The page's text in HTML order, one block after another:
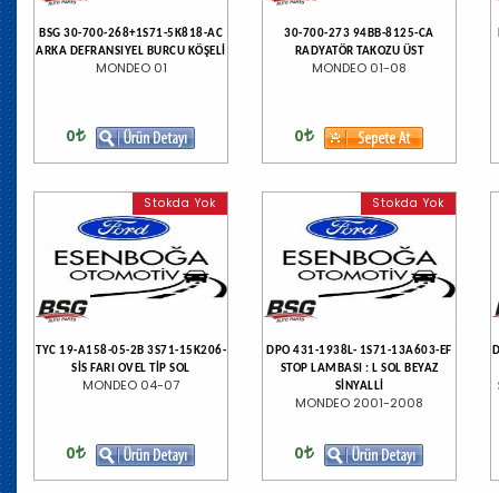
BSG 30-700-268+1S71-5K818-AC
ARKA DEFRANSIYEL BURCU KÖŞELİ
MONDEO 01
0
30-700-273 94BB-8125-CA
RADYATÖR TAKOZU ÜST
MONDEO 01-08
0
Stokda Yok
TYC 19-A158-05-2B 3S71-15K206-
SİS FARI OVEL TİP SOL
MONDEO 04-07
0
Stokda Yok
DPO 431-1938L- 1S71-13A603-EF
STOP LAMBASI : L SOL BEYAZ
SİNYALLİ
MONDEO 2001-2008
0